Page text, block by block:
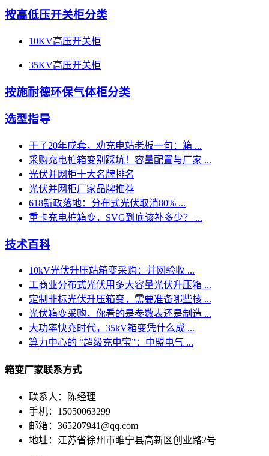
按高低压开关柜分类
10KV高压开关柜
35KV高压开关柜
按施耐德环保气体柜分类
选型指导
干了20年成套，劝充电站老板一句：箱 ...
采购充电桩箱变别踩坑！容量配置与厂家 ...
光伏并网柜十大名牌排名
光伏并网柜厂家品牌推荐
618新政落地：分布式光伏取消80% ...
重卡充电桩箱变，SVG到底该补多少？ ...
技术百科
10kV光伏升压站箱变采购：并网验收 ...
工商业分布式光伏用多大容量光伏升压箱 ...
定制非标光伏升压箱变，需要准备哪些核 ...
光伏箱变采购，你看的是参数表还是制造 ...
大功率快充时代，35kV箱变凭什么成 ...
算力中心的 “超级充电宝”：中盟电气 ...
箱变厂家联系方式
联系人：陈经理
手机：15050063299
邮箱：365207941@qq.com
地址：江苏省徐州市睢宁县高新区创业路2号